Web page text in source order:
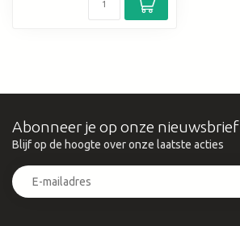
Abonneer je op onze nieuwsbrief
Blijf op de hoogte over onze laatste acties